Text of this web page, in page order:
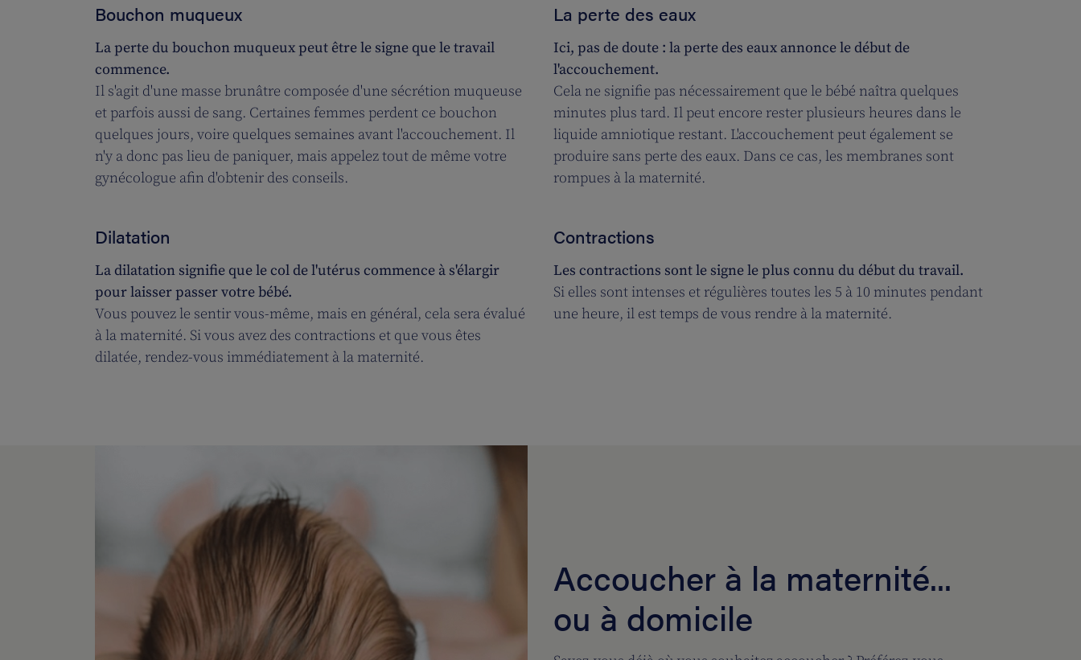
Bouchon muqueux
La perte du bouchon muqueux peut être le signe que le travail
commence.
Il s'agit d'une masse brunâtre composée d'une sécrétion muqueuse
et parfois aussi de sang. Certaines femmes perdent ce bouchon
quelques jours, voire quelques semaines avant l'accouchement. Il
n'y a donc pas lieu de paniquer, mais appelez tout de même votre
gynécologue afin d'obtenir des conseils.
La perte des eaux
Ici, pas de doute : la perte des eaux annonce le début de
l'accouchement.
Cela ne signifie pas nécessairement que le bébé naîtra quelques
minutes plus tard. Il peut encore rester plusieurs heures dans le
liquide amniotique restant. L'accouchement peut également se
produire sans perte des eaux. Dans ce cas, les membranes sont
rompues à la maternité.
Dilatation
La dilatation signifie que le col de l'utérus commence à s'élargir
pour laisser passer votre bébé.
Vous pouvez le sentir vous-même, mais en général, cela sera évalué
à la maternité. Si vous avez des contractions et que vous êtes
dilatée, rendez-vous immédiatement à la maternité.
Contractions
Les contractions sont le signe le plus connu du début du travail.
Si elles sont intenses et régulières toutes les 5 à 10 minutes pendant
une heure, il est temps de vous rendre à la maternité.
Accoucher à la maternité...
ou à domicile